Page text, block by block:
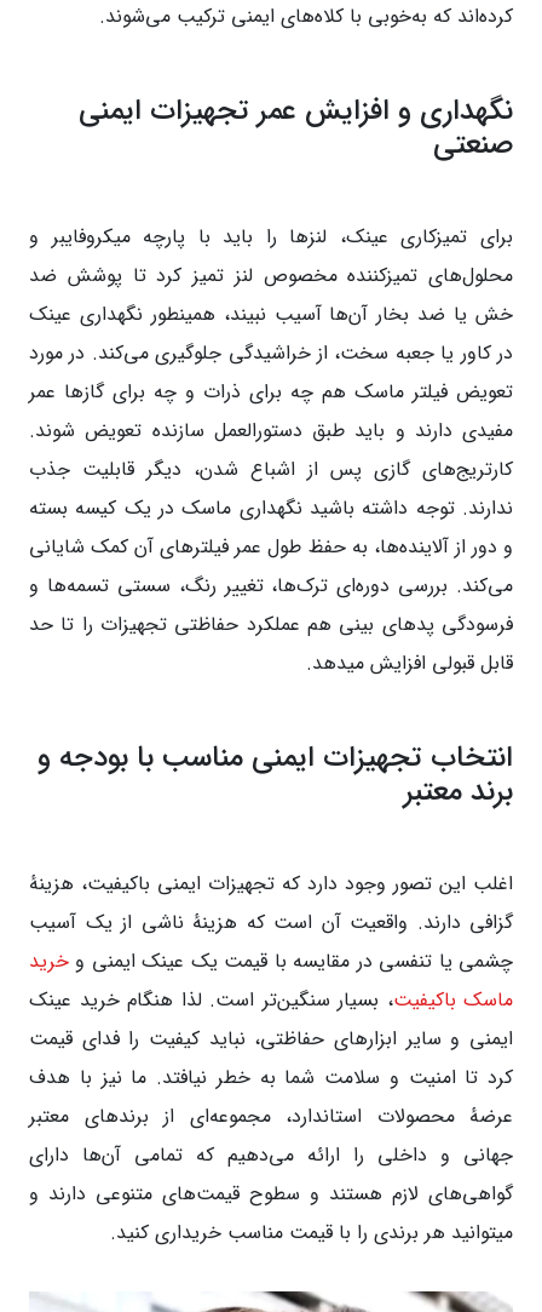
کرده‌اند که به‌خوبی با کلاه‌های ایمنی ترکیب می‌شوند.
نگهداری و افزایش عمر تجهیزات ایمنی
صنعتی
برای تمیزکاری عینک، لنزها را باید با پارچه میکروفایبر و
محلول‌های تمیزکننده مخصوص لنز تمیز کرد تا پوشش ضد
خش یا ضد بخار آن‌ها آسیب نبیند، همینطور نگهداری عینک
در کاور یا جعبه سخت، از خراشیدگی جلوگیری می‌کند. در مورد
تعویض فیلتر ماسک هم چه برای ذرات و چه برای گازها عمر
مفیدی دارند و باید طبق دستورالعمل سازنده تعویض شوند.
کارتریج‌های گازی پس از اشباع شدن، دیگر قابلیت جذب
ندارند. توجه داشته باشید نگهداری ماسک در یک کیسه بسته
و دور از آلاینده‌ها، به حفظ طول عمر فیلترهای آن کمک شایانی
می‌کند. بررسی دوره‌ای ترک‌ها، تغییر رنگ، سستی تسمه‌ها و
فرسودگی پدهای بینی هم عملکرد حفاظتی تجهیزات را تا حد
قابل قبولی افزایش میدهد.
انتخاب تجهیزات ایمنی مناسب با بودجه و
برند معتبر
اغلب این تصور وجود دارد که تجهیزات ایمنی باکیفیت، هزینهٔ
گزافی دارند. واقعیت آن است که هزینهٔ ناشی از یک آسیب
چشمی یا تنفسی در مقایسه با قیمت یک عینک ایمنی و خرید
ماسک باکیفیت، بسیار سنگین‌تر است. لذا هنگام خرید عینک
ایمنی و سایر ابزارهای حفاظتی، نباید کیفیت را فدای قیمت
کرد تا امنیت و سلامت شما به خطر نیافتد. ما نیز با هدف
عرضهٔ محصولات استاندارد، مجموعه‌ای از برندهای معتبر
جهانی و داخلی را ارائه می‌دهیم که تمامی آن‌ها دارای
گواهی‌های لازم هستند و سطوح قیمت‌های متنوعی دارند و
میتوانید هر برندی را با قیمت مناسب خریداری کنید.